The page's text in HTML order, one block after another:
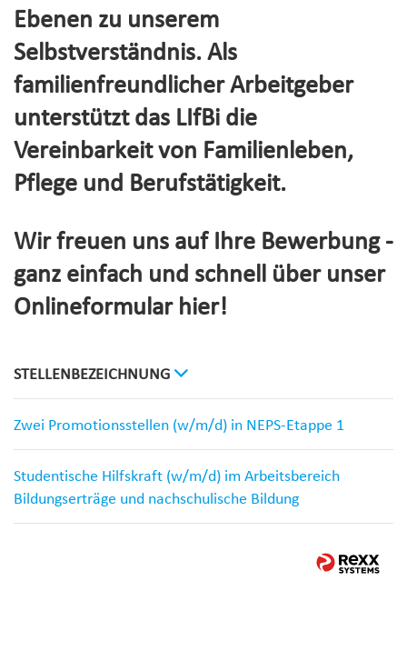
Ebenen zu unserem
Selbstverständnis. Als
familienfreundlicher Arbeitgeber
unterstützt das LIfBi die
Vereinbarkeit von Familienleben,
Pflege und Berufstätigkeit.
Wir freuen uns auf Ihre Bewerbung -
ganz einfach und schnell über unser
Onlineformular hier!
STELLENBEZEICHNUNG
Zwei Promotionsstellen (w/m/d) in NEPS-Etappe 1
Studentische Hilfskraft (w/m/d) im Arbeitsbereich
Bildungserträge und nachschulische Bildung